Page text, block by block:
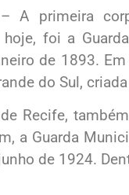
– A primeira
foi a
de 1893.
do Sul,
Recife,
a Guarda
de 1924.